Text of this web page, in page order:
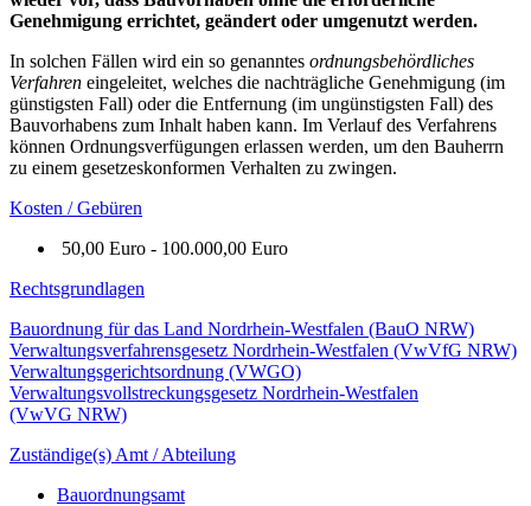
Genehmigung errichtet, geändert oder umgenutzt werden.
In solchen Fällen wird ein so genanntes ordnungsbehördliches
Verfahren eingeleitet, welches die nachträgliche Genehmigung (im
günstigsten Fall) oder die Entfernung (im ungünstigsten Fall) des
Bauvorhabens zum Inhalt haben kann. Im Verlauf des Verfahrens
können Ordnungsverfügungen erlassen werden, um den Bauherrn
zu einem gesetzeskonformen Verhalten zu zwingen.
Kosten / Gebüren
50,00 Euro - 100.000,00 Euro
Rechtsgrundlagen
Bauordnung für das Land Nordrhein-Westfalen (BauO NRW)
Verwaltungsverfahrensgesetz Nordrhein-Westfalen (VwVfG NRW)
Verwaltungsgerichtsordnung (VWGO)
Verwaltungsvollstreckungsgesetz Nordrhein-Westfalen
(VwVG NRW)
Zuständige(s) Amt / Abteilung
Bauordnungsamt